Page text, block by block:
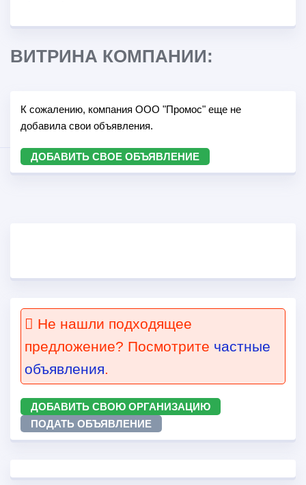
ВИТРИНА КОМПАНИИ:
К сожалению, компания ООО "Промос" еще не
добавила свои объявления.
ДОБАВИТЬ СВОЕ ОБЪЯВЛЕНИЕ
Не нашли подходящее
предложение? Посмотрите частные
объявления.
ДОБАВИТЬ СВОЮ ОРГАНИЗАЦИЮ
ПОДАТЬ ОБЪЯВЛЕНИЕ